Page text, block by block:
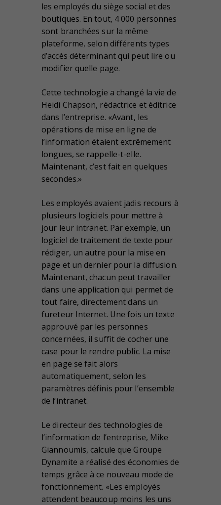
les employés du siège social et des
boutiques. En tout, 4 000 personnes
sont branchées sur la même
plateforme, selon différents types
d’accès déterminant qui peut lire ou
modifier quelle page.
Cette technologie a changé la vie de
Heidi Chapson, rédactrice et éditrice
dans l’entreprise. «Avant, les
opérations de mise en ligne de
l’information étaient extrêmement
longues, se rappelle-t-elle.
Maintenant, c’est fait en quelques
secondes.»
Les employés avaient jadis recours à
plusieurs logiciels pour mettre à
jour leur intranet. Par exemple, un
logiciel de traitement de texte pour
rédiger, un autre pour la mise en
page et un dernier pour la diffusion.
Maintenant, chacun peut travailler
dans une application qui permet de
tout faire, directement dans un
fureteur Internet. Une fois un texte
approuvé par les personnes
concernées, il suffit de cocher une
case pour le rendre public. La mise
en page se fait alors
automatiquement, selon les
paramètres définis pour l’ensemble
de l’intranet.
Le directeur des technologies de
l’information de l’entreprise, Mike
Giannoumis, calcule que Groupe
Dynamite a réalisé des économies de
temps grâce à ce nouveau mode de
fonctionnement. «Les employés
attendent beaucoup moins les uns